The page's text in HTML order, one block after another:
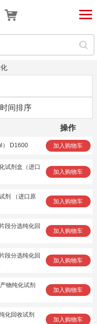
间排序
操作
） D1600 加入购物车
试剂盒（进口
加入购物车
剂 （进口原
加入购物车
段分选纯化回
加入购物车
段分选纯化回
加入购物车
物纯化试剂
加入购物车
化回收试剂
加入购物车